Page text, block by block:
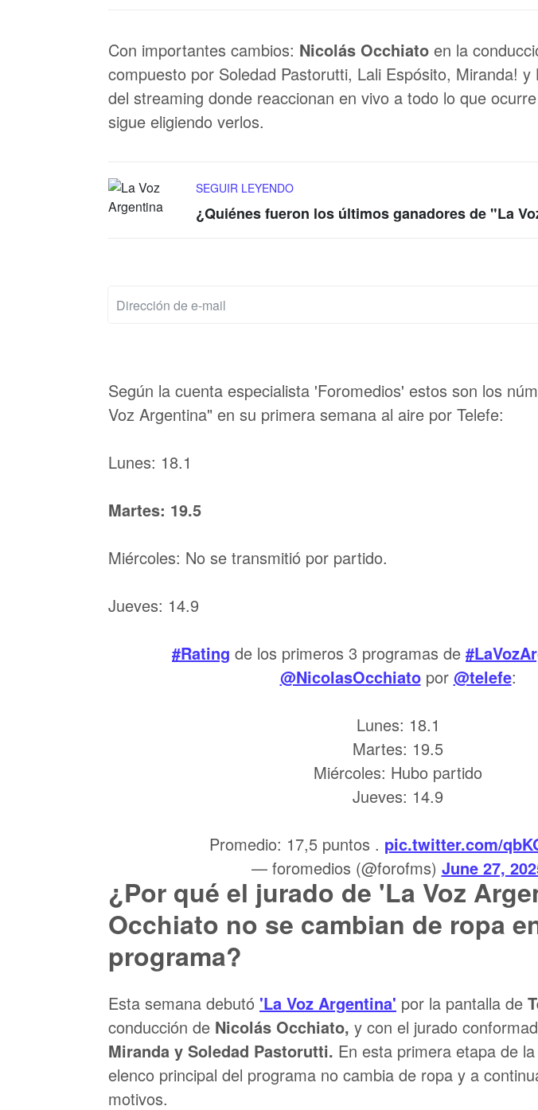
Con importantes cambios: Nicolás Occhiato en la
compuesto por Soledad Pastorutti, Lali Espósito, Miranda!
del streaming donde reaccionan en vivo a todo lo que
sigue eligiendo verlos.
SEGUIR LEYENDO
¿Quiénes fueron los últimos ganadores de "La
Según la cuenta especialista 'Foromedios' estos son los
Voz Argentina" en su primera semana al aire por Telefe:
Lunes: 18.1
Martes: 19.5
Miércoles: No se transmitió por partido.
Jueves: 14.9
#Rating de los primeros 3 programas de
@NicolasOcchiatopor @telefe:
Lunes: 18.1
Martes: 19.5
Miércoles: Hubo partido
Jueves: 14.9
Promedio: 17,5 puntos . pic.twitter.com/
— foromedios (@forofms) June 27,
¿Por qué el jurado de 'La Voz
Occhiato no se cambian de ropa
programa?
Esta semana debutó 'La Voz Argentina' por la pantalla de
conducción de Nicolás Occhiato, y con el jurado
Miranda y Soledad Pastorutti. En esta primera etapa de
elenco principal del programa no cambia de ropa y a
motivos.